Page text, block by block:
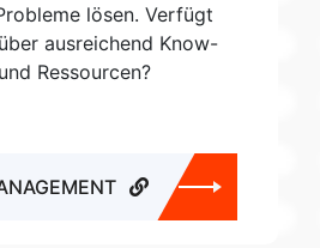
lösen. Verfügt
ausreichend Know-
Ressourcen?